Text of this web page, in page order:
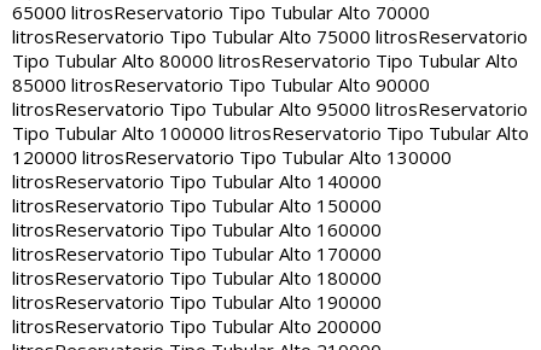
65000 litrosReservatorio Tipo Tubular Alto 70000
litrosReservatorio Tipo Tubular Alto 75000 litrosReservatorio
Tipo Tubular Alto 80000 litrosReservatorio Tipo Tubular Alto
85000 litrosReservatorio Tipo Tubular Alto 90000
litrosReservatorio Tipo Tubular Alto 95000 litrosReservatorio
Tipo Tubular Alto 100000 litrosReservatorio Tipo Tubular Alto
120000 litrosReservatorio Tipo Tubular Alto 130000
litrosReservatorio Tipo Tubular Alto 140000
litrosReservatorio Tipo Tubular Alto 150000
litrosReservatorio Tipo Tubular Alto 160000
litrosReservatorio Tipo Tubular Alto 170000
litrosReservatorio Tipo Tubular Alto 180000
litrosReservatorio Tipo Tubular Alto 190000
litrosReservatorio Tipo Tubular Alto 200000